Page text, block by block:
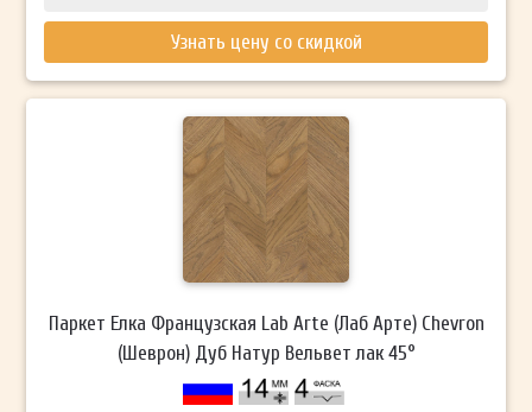
Узнать цену со скидкой
Паркет Елка Французская Lab Arte (Лаб Арте) Chevron
(Шеврон) Дуб Натур Вельвет лак 45°